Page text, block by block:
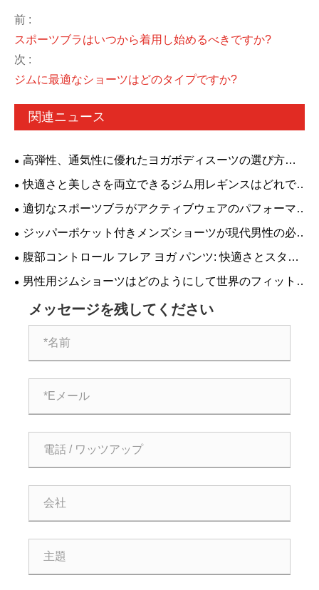
前 :
スポーツブラはいつから着用し始めるべきですか?
次 :
ジムに最適なショーツはどのタイプですか?
関連ニュース
高弾性、通気性に優れたヨガボディスーツの選び方
は？パッド入りのブラを備えたバックレススタイルは、
快適さと美しさを両立できるジム用レギンスはどれで
すか?
適切なスポーツブラがアクティブウェアのパフォーマ
ンスを決定するのはなぜですか?
ジッパーポケット付きメンズショーツが現代男性の必
需品になっている理由
腹部コントロール フレア ヨガ パンツ: 快適さとスタイ
ルの完璧な組み合わせ
男性用ジムショーツはどのようにして世界のフィット
ネスアパレルの中核カテゴリーになりつつあるのでしょ
うか?メッセージを残してください